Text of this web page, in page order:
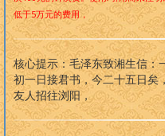
古典小说
现代小说 古典诗词 现代诗
武侠小说
言情小说 古典散文 现代散
侦探小说
科幻小说 诸子百家 哲学宗教
低于5万元的费用，
核心提示：毛泽东致湘生信：
初一日接君书，今二十五日矣
友人招往浏阳，